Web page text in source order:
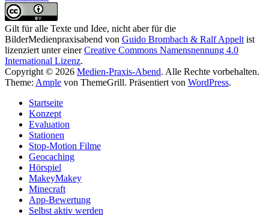
Gilt für alle Texte und Idee, nicht aber für die
BilderMedienpraxisabend von Guido Brombach & Ralf Appelt ist
lizenziert unter einerCreative Commons Namensnennung 4.0
International Lizenz.
Copyright © 2026 Medien-Praxis-Abend. Alle Rechte vorbehalten.
Theme: Ample von ThemeGrill. Präsentiert von WordPress.
Startseite
Konzept
Evaluation
Stationen
Stop-Motion Filme
Geocaching
Hörspiel
MakeyMakey
Minecraft
App-Bewertung
Selbst aktiv werden